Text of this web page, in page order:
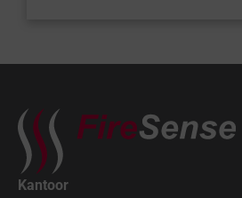
Kantoor